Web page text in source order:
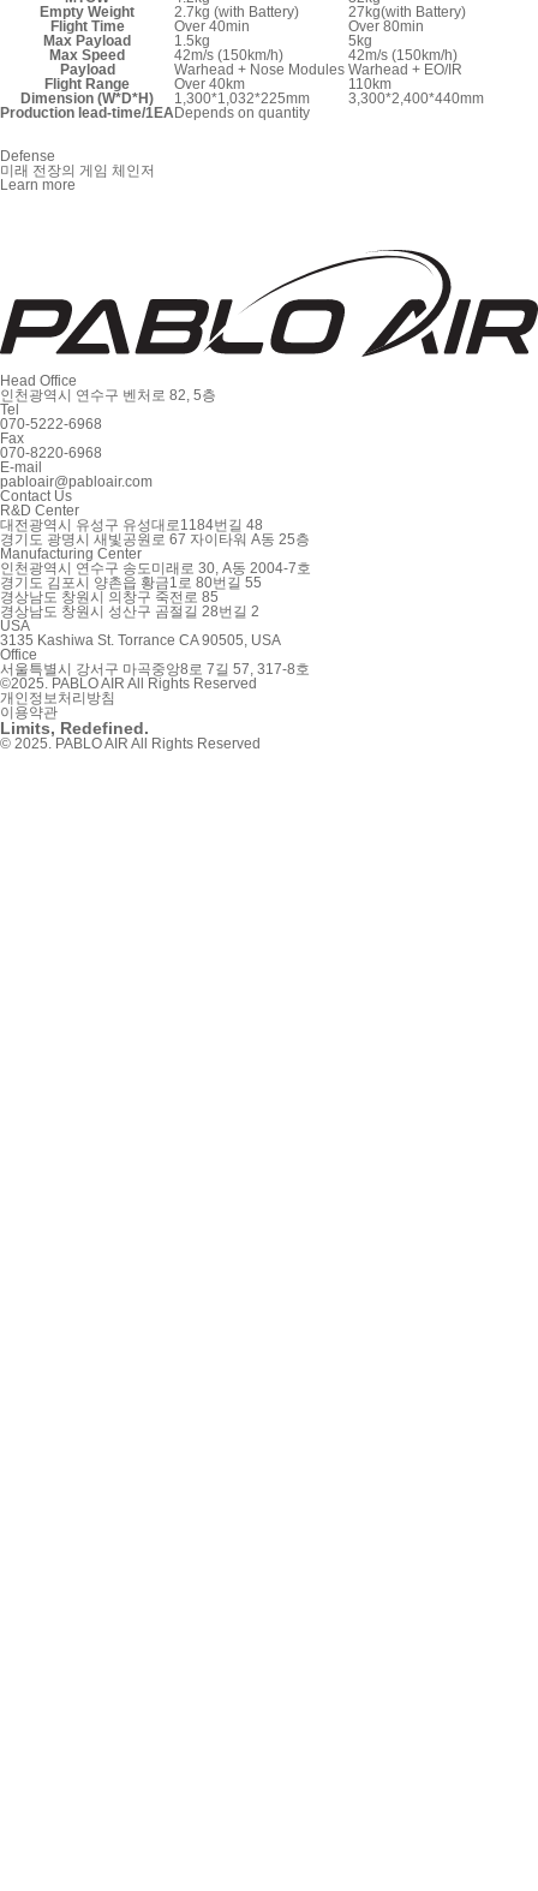
Empty Weight
2.7kg (with Battery)
27kg(with Battery)
Flight Time
Over 40min
Over 80min
Max Payload
1.5kg
5kg
Max Speed
42m/s (150km/h)
42m/s (150km/h)
Payload
Warhead + Nose Modules Warhead + EO/IR
Flight Range
Over 40km
110km
Dimension (W*D*H)
1,300*1,032*225mm
3,300*2,400*440mm
Production lead-time/1EADepends on quantity
Defense
미래 전장의 게임 체인저
Learn more
Head Office
인천광역시 연수구 벤처로 82, 5층
Tel
070-5222-6968
Fax
070-8220-6968
E-mail
pabloair@pabloair.com
Contact Us
R&D Center
대전광역시 유성구 유성대로1184번길 48
경기도 광명시 새빛공원로 67 자이타워 A동 25층
Manufacturing Center
인천광역시 연수구 송도미래로 30, A동 2004-7호
경기도 김포시 양촌읍 황금1로 80번길 55
경상남도 창원시 의창구 죽전로 85
경상남도 창원시 성산구 곰절길 28번길 2
USA
3135 Kashiwa St. Torrance CA 90505, USA
Office
서울특별시 강서구 마곡중앙8로 7길 57, 317-8호
©2025. PABLO AIR All Rights Reserved
개인정보처리방침
이용약관
Limits, Redefined.
© 2025. PABLO AIR All Rights Reserved